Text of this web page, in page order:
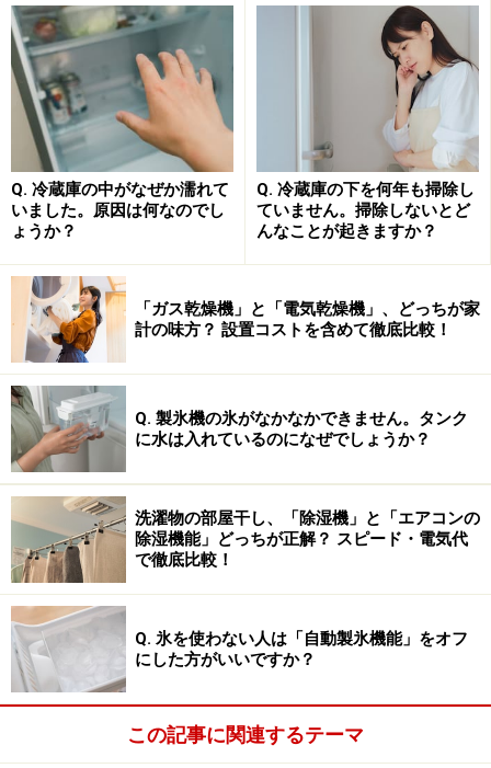
回転式は優しさには定評があり、深剃り
は……??
50年に渡り3ヘッド
回転式の一番の特徴はヘッドをさまざまな方向に動かせ
るため、効率的にひげを剃ることができ、肌当たりが優
しいこと。一方、深剃りという点においては往復式シェ
ーバーに比べるとやや弱い印象がありました。
本機9000シリーズはそのシェーバーに求められる特徴
を、高いレベルで実現した究極のモデルです。輪郭検知
テクノロジーなどにより、肌に密着して、ワンストロー
クあたり、従来機より20％多くのひげをカットできま
す。何度も往復させなくていいので、必然的に肌への負
担も最小化でき、傷めないので、優しさもさらに高まり
ました。
では、実際に製品に進化ポイントついて細かく見ていき
Q. 冷蔵庫の中がなぜか濡れて
いました。原因は何なのでし
ょうか？
Q. 冷蔵庫の下を何年も掃除し
ていません。掃除しないとど
んなことが起きますか？
「ガス乾燥機」と「電気乾燥機」、どっちが家
計の味方？ 設置コストを含めて徹底比較！
Q. 製氷機の氷がなかなかできません。タンク
に水は入れているのになぜでしょうか？
洗濯物の部屋干し、「除湿機」と「エアコンの
除湿機能」どっちが正解？ スピード・電気代
で徹底比較！
Q. 氷を使わない人は「自動製氷機能」をオフ
にした方がいいですか？
この記事に関連するテーマ